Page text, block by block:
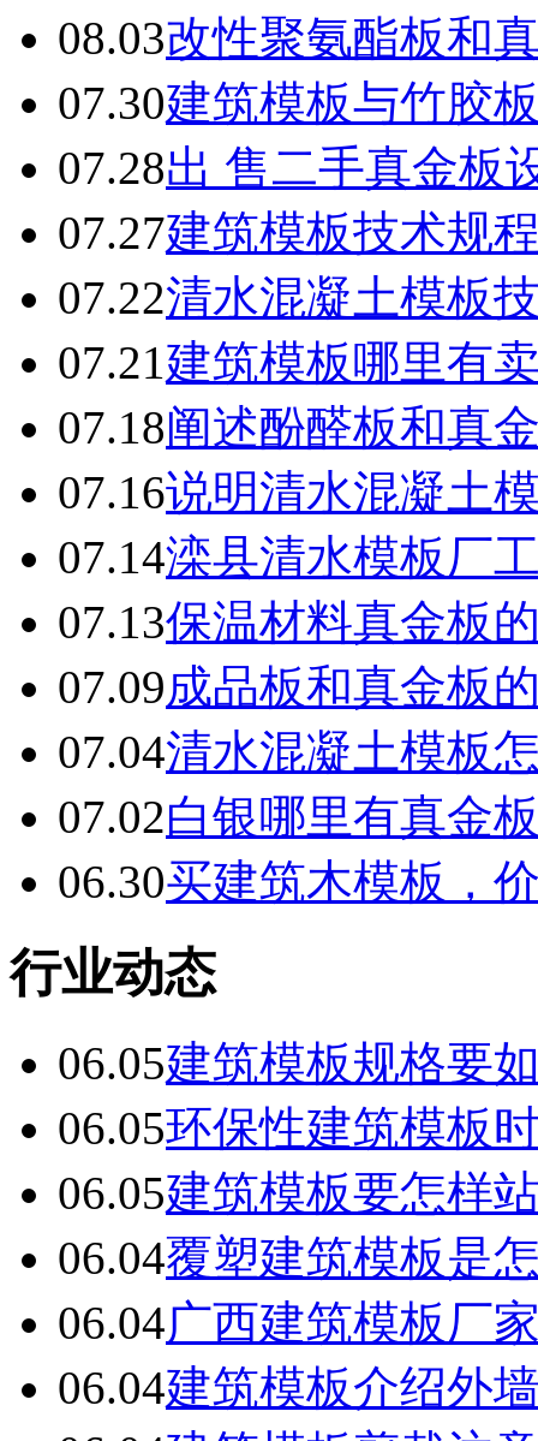
08.03改性聚氨酯板和
07.30建筑模板与竹胶
07.28出 售二手真金板
07.27建筑模板技术规
07.22清水混凝土模板
07.21建筑模板哪里有
07.18阐述酚醛板和真
07.16说明清水混凝土
07.14滦县清水模板厂
07.13保温材料真金板
07.09成品板和真金板
07.04清水混凝土模板
07.02白银哪里有真金
06.30买建筑木模板，
行业动态
06.05建筑模板规格要
06.05环保性建筑模板
06.05建筑模板要怎样
06.04覆塑建筑模板是
06.04广西建筑模板厂
06.04建筑模板介绍外